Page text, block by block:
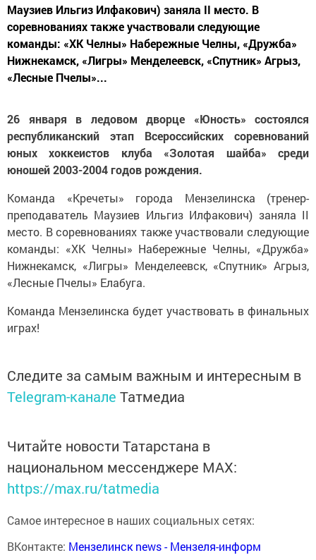
Маузиев Ильгиз Илфакович) заняла II место. В
соревнованиях также участвовали следующие
команды: «ХК Челны» Набережные Челны, «Дружба»
Нижнекамск, «Лигры» Менделеевск, «Спутник» Агрыз,
«Лесные Пчелы»...
26 января в ледовом дворце «Юность» состоялся
республиканский этап Всероссийских соревнований
юных хоккеистов клуба «Золотая шайба» среди
юношей 2003-2004 годов рождения.
Команда «Кречеты» города Мензелинска (тренер-
преподаватель Маузиев Ильгиз Илфакович) заняла II
место. В соревнованиях также участвовали следующие
команды: «ХК Челны» Набережные Челны, «Дружба»
Нижнекамск, «Лигры» Менделеевск, «Спутник» Агрыз,
«Лесные Пчелы» Елабуга.
Команда Мензелинска будет участвовать в финальных
играх!
Следите за самым важным и интересным в
Telegram-канале Татмедиа
Читайте новости Татарстана в
национальном мессенджере MАХ:
https://max.ru/tatmedia
Самое интересное в наших социальных сетях:
ВКонтакте: Мензелинск news - Мензеля-информ